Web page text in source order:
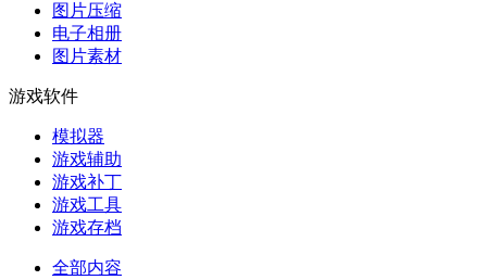
图片压缩
电子相册
图片素材
游戏软件
模拟器
游戏辅助
游戏补丁
游戏工具
游戏存档
全部内容